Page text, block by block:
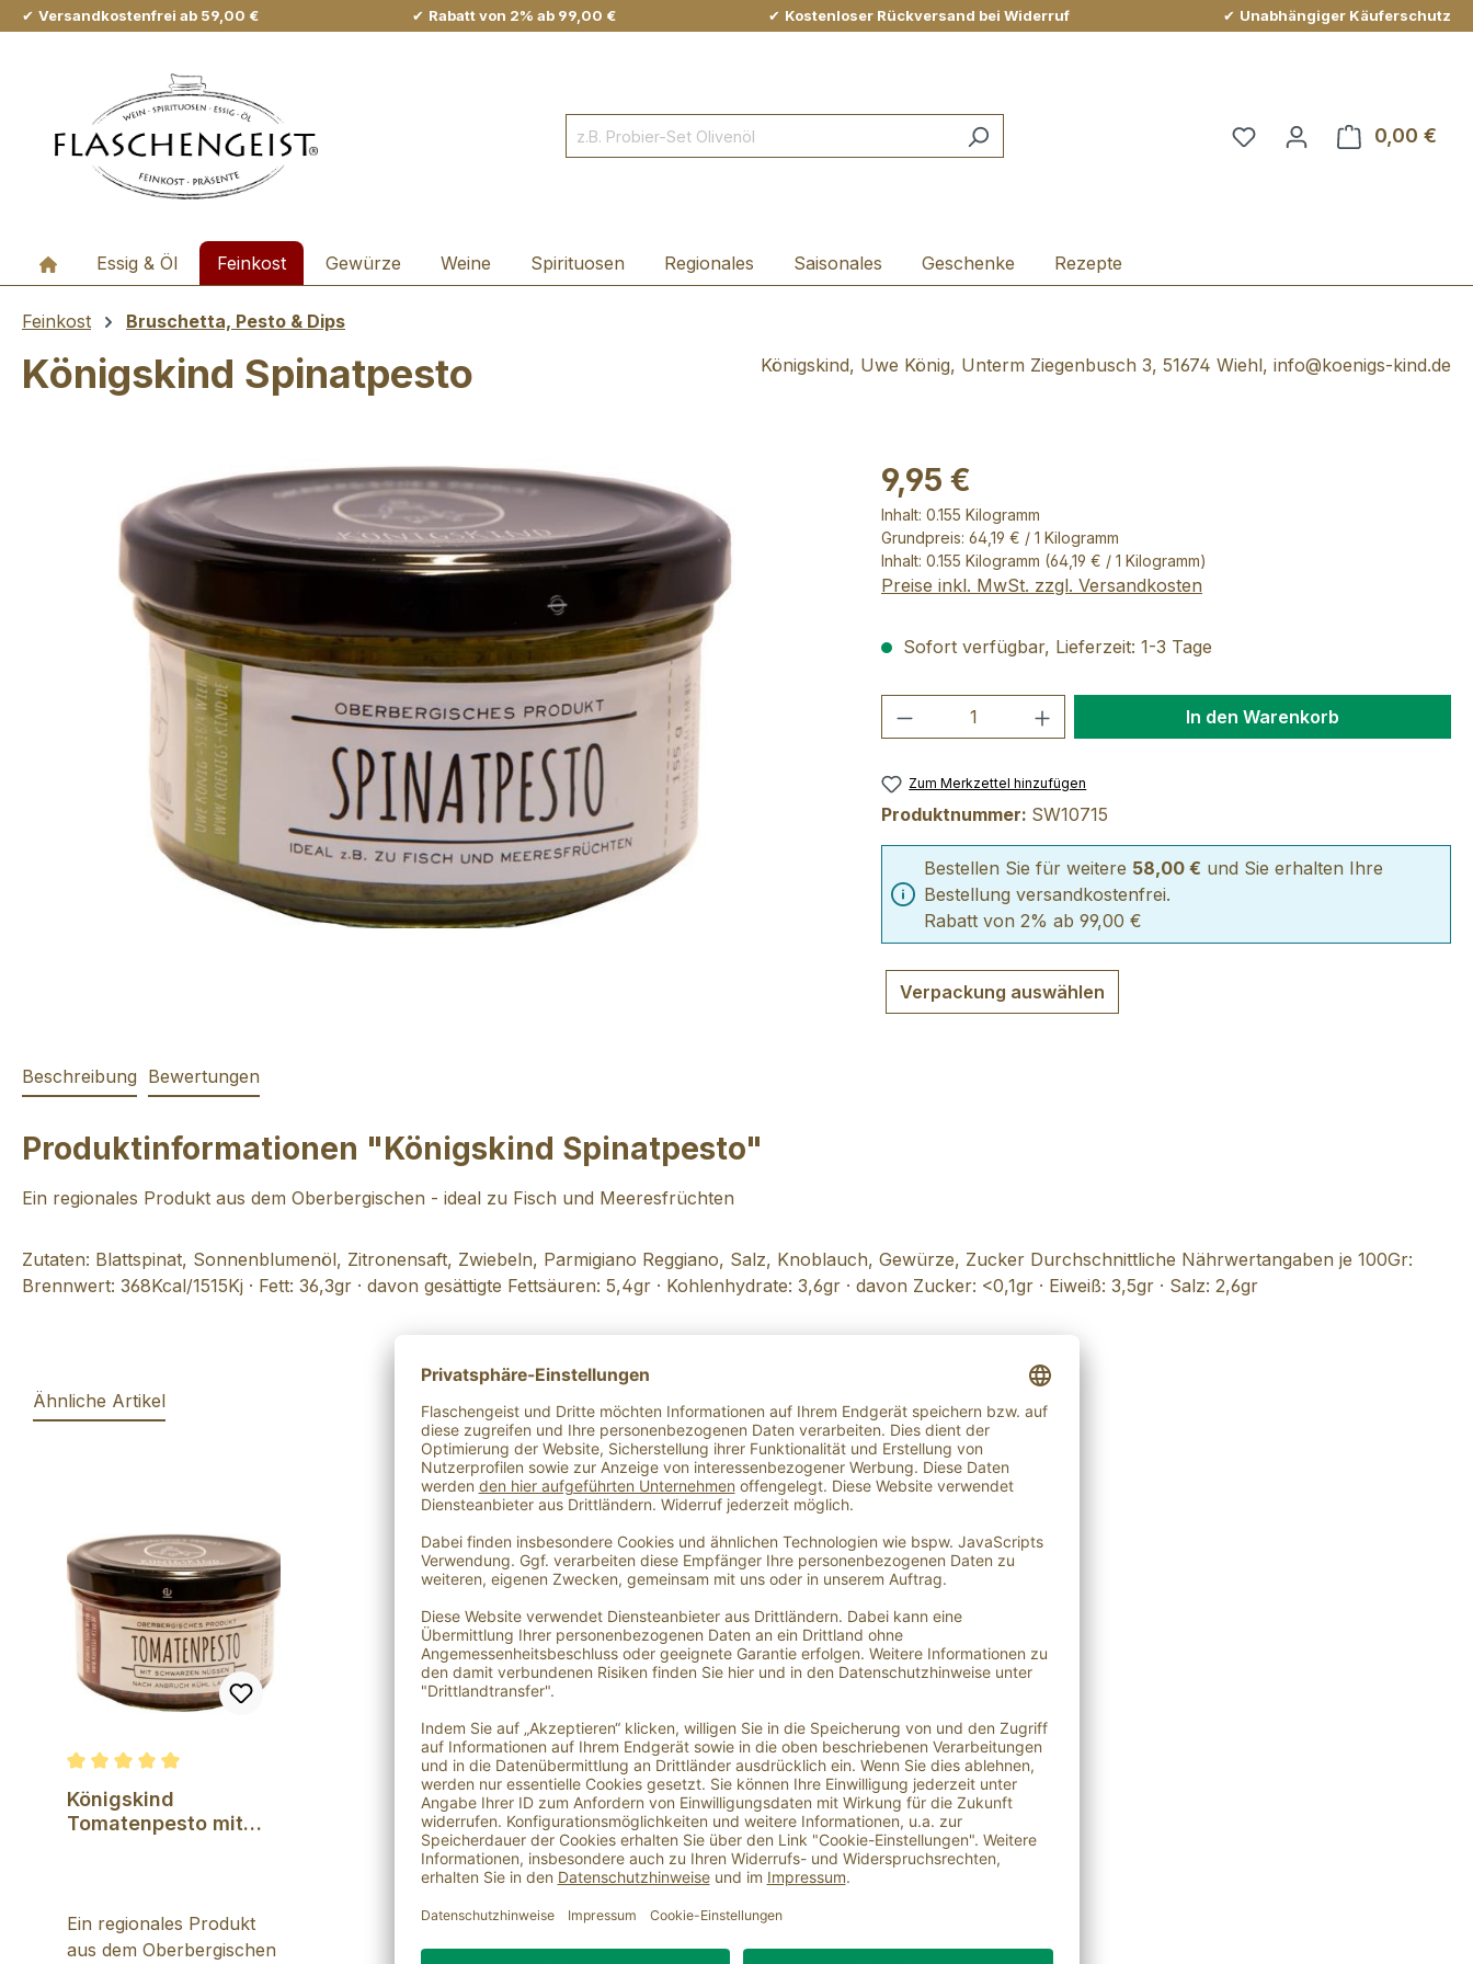
Hauptinhalt springen
Zur Suche springen
Zur Hauptnavigation springen
✔ Versandkostenfrei ab 59,00 € ✔ Rabatt von 2% ab 99,00 € ✔ Kostenloser Rückversand bei Widerruf ✔ Unabhängiger Käuferschutz
Du hast 0 Produkte auf
0,00 €
Essig & Öl Feinkost Gewürze Weine Spirituosen Regionales Saisonales Geschenke Rezepte
Feinkost Bruschetta, Pesto & Dips
Königskind Spinatpesto Königskind, Uwe König, Unterm Ziegenbusch 3, 51674 Wiehl, info@koenigs-kind.de
9,95 €
Inhalt: 0.155 Kilogramm
Grundpreis: 64,19 € / 1 Kilogramm
Inhalt: 0.155 Kilogramm (64,19 € / 1 Kilogramm)
Preise inkl. MwSt. zzgl. Versandkosten
Sofort verfügbar, Lieferzeit: 1-3 Tage
Produkt Anzahl: Gib den gewünschten Wert
In den Warenkorb
Zum Merkzettel hinzufügen
Produktnummer: SW10715
Bestellen Sie für weitere 58,00 € und Sie erhalten Ihre
Bestellung versandkostenfrei.
Rabatt von 2% ab 99,00 €
Verpackung auswählen
Beschreibung Bewertungen
Produktinformationen "Königskind Spinatpesto"
Ein regionales Produkt aus dem Oberbergischen - ideal zu Fisch und Meeresfrüchten
Zutaten: Blattspinat, Sonnenblumenöl, Zitronensaft, Zwiebeln, Parmigiano Reggiano, Salz, Knoblauch, Gewürze, Zucker Durchschnittliche Nährwertangaben je 100Gr:
Brennwert: 368Kcal/1515Kj · Fett: 36,3gr · davon gesättigte Fettsäuren: 5,4gr · Kohlenhydrate: 3,6gr · davon Zucker: <0,1gr · Eiweiß: 3,5gr · Salz: 2,6gr
Ähnliche Artikel
Durchschnittliche Bewertung von 5 von 5 Sternen
Königskind
Tomatenpesto mit
Ein regionales Produkt
aus dem Oberbergischen